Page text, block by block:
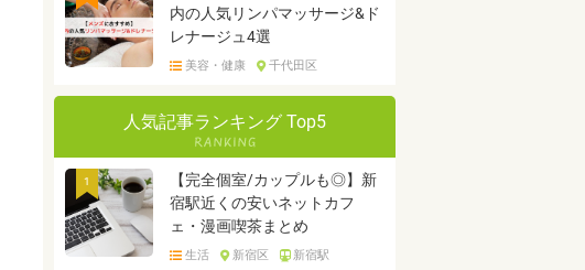
内の人気リンパマッサージ&ド
レナージュ4選
美容・健康 千代田区
人気記事ランキング Top5
1
【完全個室/カップルも◎】新
宿駅近くの安いネットカフ
ェ・漫画喫茶まとめ
生活 新宿区 新宿駅